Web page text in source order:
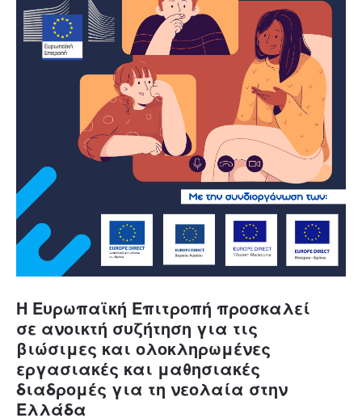
Η Ευρωπαϊκή Επιτροπή προσκαλεί
σε ανοικτή συζήτηση για τις
βιώσιμες και ολοκληρωμένες
εργασιακές και μαθησιακές
διαδρομές για τη νεολαία στην
Ελλάδα